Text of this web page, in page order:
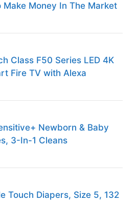
Make Money In The Market
Class F50 Series LED 4K
Fire TV with Alexa
Newborn & Baby
3-In-1 Cleans
Touch Diapers, Size 5, 132